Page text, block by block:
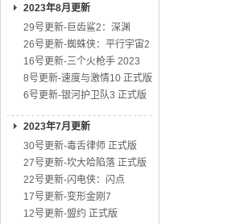
2023年8月更新
29号更新-巨齿鲨2：深渊
26号更新-蜘蛛侠：平行宇宙2
16号更新-三个火枪手 2023
8号更新-速度与激情10 正式版
6号更新-银河护卫队3 正式版
2023年7月更新
30号更新-毒舌律师 正式版
27号更新-坎大哈陷落 正式版
22号更新-闪电侠：闪点
17号更新-变形金刚7
12号更新-盟约 正式版